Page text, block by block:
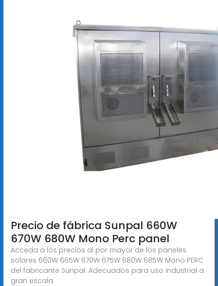
Precio de fábrica Sunpal 660W
670W 680W Mono Perc panel
Acceda a los precios al por mayor de los paneles
solares 660W 665W 670W 675W 680W 685W Mono PERC
del fabricante Sunpal. Adecuados para uso industrial a
gran escala.